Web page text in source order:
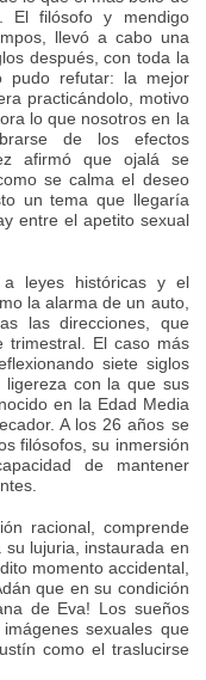
El filósofo y mendigo
llevó a cabo una
después, con toda la
pudo refutar: la mejor
practicándolo, motivo
lo que nosotros en la
de los efectos
afirmó que ojalá se
se calma el deseo
un tema que llegaría
entre el apetito sexual
leyes históricas y el
la alarma de un auto,
las direcciones, que
trimestral. El caso más
siete siglos
con la que sus
en la Edad Media
A los 26 años se
filósofos, su inmersión
de mantener
racional, comprende
lujuria, instaurada en
momento accidental,
que en su condición
de Eva! Los sueños
sexuales que
como el traslucirse